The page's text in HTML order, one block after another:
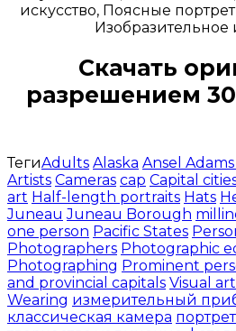
искусство, Поясные
Изобразительное
Скачать
разрешением
ТегиAdults Alaska Ansel
Artists Cameras cap Capital
art Half-length portraits Hats
Juneau Juneau Borough
one person Pacific States
Photographers Photographic
Photographing Prominent
and provincial capitals Visual
Wearing измерительный
классическая камера портрет